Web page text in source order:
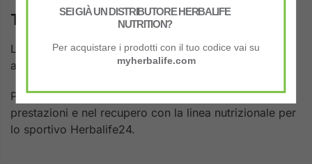
SEI GIÀ UN DISTRIBUTORE HERBALIFE
NUTRITION?
Per acquistare i prodotti con il tuo codice vai su
myherbalife.com
Testati per essere Sicuri al 100%
L’intera linea è adattabile al tuo specifico piano di
allenamento.
Puoi concretamente fare un salto di qualità nelle
prestazioni e nel recupero con la linea nutrizionale per
lo sportivo Herbalife24.